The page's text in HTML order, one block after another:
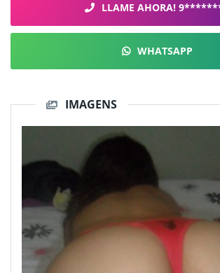
LLAME AHORA!
WHATSAPP
IMAGENS